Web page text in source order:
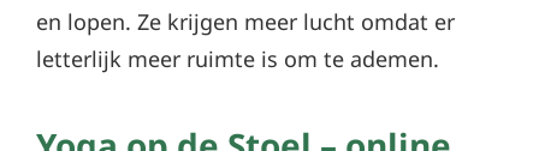
en lopen. Ze krijgen meer lucht omdat er
letterlijk meer ruimte is om te ademen.